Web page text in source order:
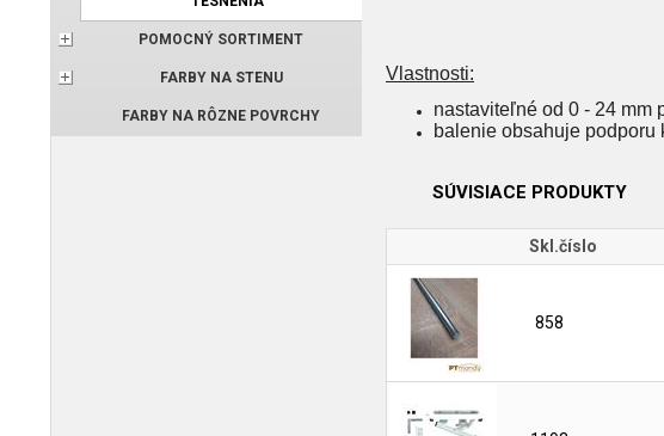
POMOCNÝ SORTIMENT
FARBY NA STENU
FARBY NA RÔZNE POVRCHY
Vlastnosti:
nastaviteľné od 0 - 24 mm
balenie obsahuje podporu
SÚVISIACE PRODUKTY
Skl.číslo
858